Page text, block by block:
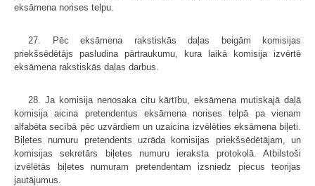
eksāmena norises telpu.
27. Pēc eksāmena rakstiskās daļas beigām komisijas
priekšsēdētājs pasludina pārtraukumu, kura laikā komisija izvērtē
eksāmena rakstiskās daļas darbus.
28. Ja komisija nenosaka citu kārtību, eksāmena mutiskajā daļā
komisija aicina pretendentus eksāmena norises telpā pa vienam
alfabēta secībā pēc uzvārdiem un uzaicina izvēlēties eksāmena biļeti.
Biļetes numuru pretendents uzrāda komisijas priekšsēdētājam, un
komisijas sekretārs biļetes numuru ieraksta protokolā. Atbilstoši
izvēlētās biļetes numuram pretendentam izsniedz piecus teorijas
jautājumus.